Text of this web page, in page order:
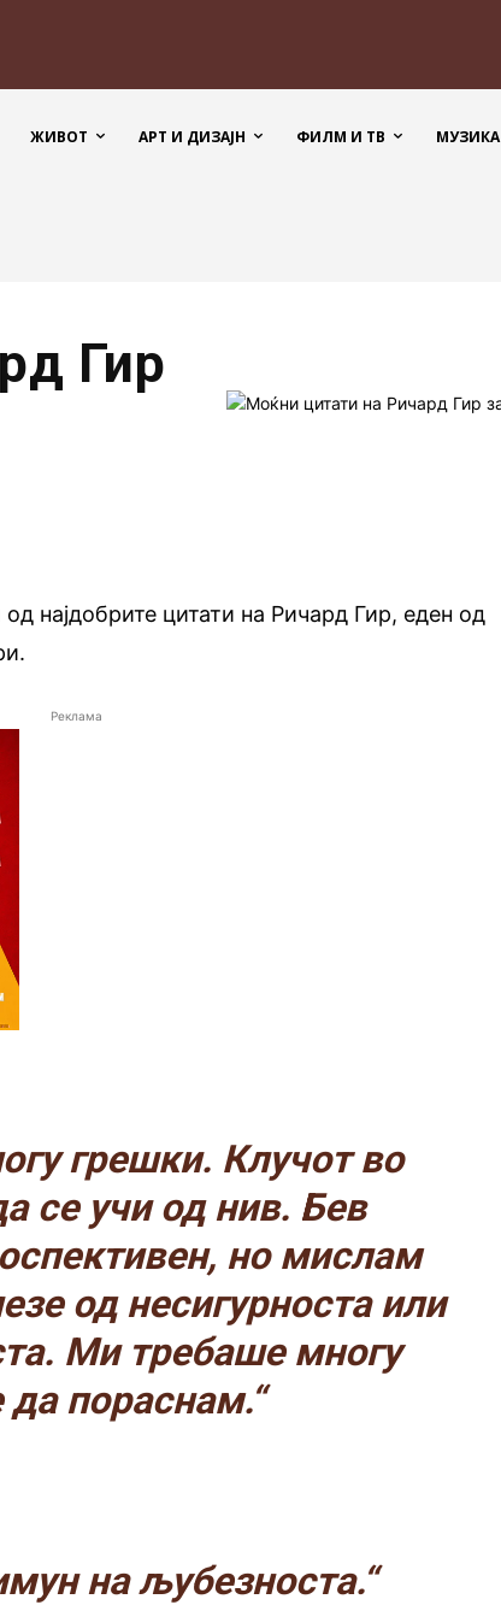
ЖИВОТ АРТ И ДИЗАЈН ФИЛМ И ТВ МУЗИКА
Гир
најдобрите цитати на Ричард Гир, еден од
Реклама
грешки. Клучот во
се учи од нив. Бев
но мислам
од несигурноста или
Ми требаше многу
пораснам.“
на љубезноста.“